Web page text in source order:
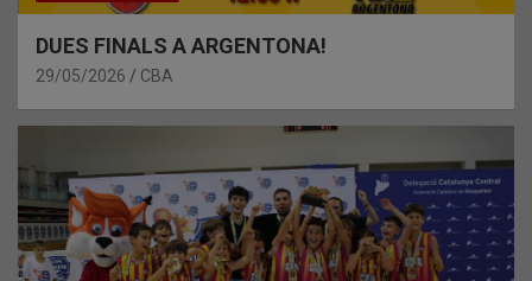
DUES FINALS A ARGENTONA!
29/05/2026 CBA